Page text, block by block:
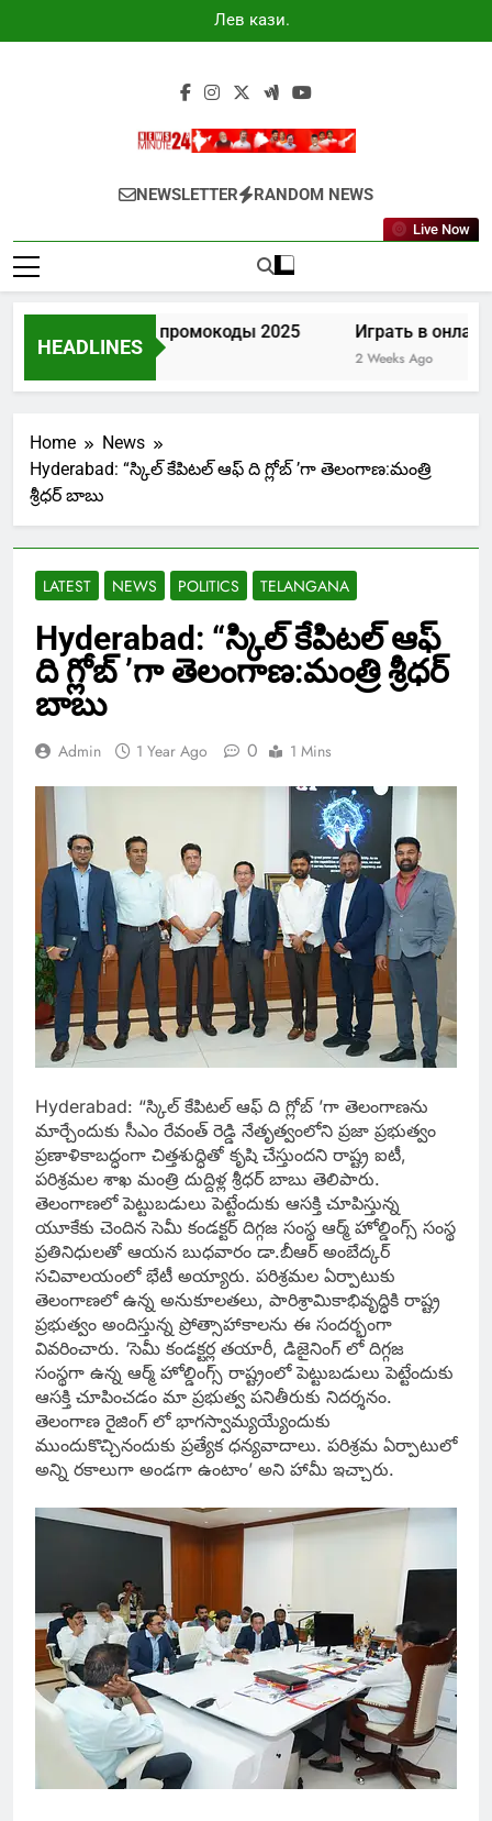
to
Лев казино
промокоды
Newsminute24
Get All Updated Telugu News
NEWSLETTER RANDOM NEWS
Live Now
HEADLINES
Лев казино промокоды 2025
7 Days Ago
Играть в онлайн
2 Weeks Ago
Home
News
Hyderabad: “స్కిల్ కేపిటల్ ఆఫ్ ది గ్లోబ్ ’గా తెలంగాణ:మంత్రి
శ్రీధర్ బాబు
LATEST NEWS POLITICS TELANGANA
Hyderabad: “స్కిల్ కేపిటల్ ఆఫ్
ది గ్లోబ్ ’గా తెలంగాణ:మంత్రి శ్రీధర్
బాబు
Admin 1 Year Ago 0 1 Mins
Hyderabad: “స్కిల్ కేపిటల్ ఆఫ్ ది గ్లోబ్ ’గా తెలంగాణను
మార్చేందుకు సీఎం రేవంత్ రెడ్డి నేతృత్వంలోని ప్రజా ప్రభుత్వం
ప్రణాళికాబద్ధంగా చిత్తశుద్ధితో కృషి చేస్తుందని రాష్ట్ర ఐటీ,
పరిశ్రమల శాఖ మంత్రి దుద్దిళ్ల శ్రీధర్ బాబు తెలిపారు.
తెలంగాణలో పెట్టుబడులు పెట్టేందుకు ఆసక్తి చూపిస్తున్న
యూకేకు చెందిన సెమీ కండక్టర్ దిగ్గజ సంస్థ ఆర్మ్ హోల్డింగ్స్ సంస్థ
ప్రతినిధులతో ఆయన బుధవారం డా.బీఆర్ అంబేద్కర్
సచివాలయంలో భేటీ అయ్యారు. పరిశ్రమల ఏర్పాటుకు
తెలంగాణలో ఉన్న అనుకూలతలు, పారిశ్రామికాభివృద్ధికి రాష్ట్ర
ప్రభుత్వం అందిస్తున్న ప్రోత్సాహాకాలను ఈ సందర్భంగా
వివరించారు. ‘సెమీ కండక్టర్ల తయారీ, డిజైనింగ్ లో దిగ్గజ
సంస్థగా ఉన్న ఆర్మ్ హోల్డింగ్స్ రాష్ట్రంలో పెట్టుబడులు పెట్టేందుకు
ఆసక్తి చూపించడం మా ప్రభుత్వ పనితీరుకు నిదర్శనం.
తెలంగాణ రైజింగ్ లో భాగస్వామ్యయ్యేందుకు
ముందుకొచ్చినందుకు ప్రత్యేక ధన్యవాదాలు. పరిశ్రమ ఏర్పాటులో
అన్ని రకాలుగా అండగా ఉంటాం’ అని హామీ ఇచ్చారు.